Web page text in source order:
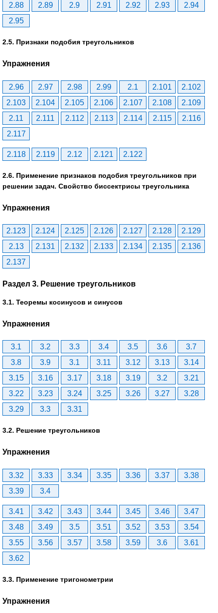
2.88 2.89 2.9 2.91 2.92 2.93
2.94
2.95
2.5. Признаки подобия треугольников
Упражнения
2.96 2.97 2.98 2.99 2.1 2.101
2.102
2.103
2.104 2.105 2.106 2.107 2.108
2.109
2.11
2.111 2.112 2.113 2.114 2.115
2.116
2.117
2.118 2.119 2.12 2.121 2.122
2.6. Применение признаков подобия треугольников при
решении задач. Свойство биссектрисы треугольника
Упражнения
2.123 2.124 2.125 2.126 2.127 2.128
2.129
2.13
2.131 2.132 2.133 2.134 2.135
2.136
2.137
Раздел 3. Решение треугольников
3.1. Теоремы косинусов и синусов
Упражнения
3.1 3.2 3.3 3.4 3.5 3.6
3.7
3.8
3.9 3.1 3.11 3.12 3.13
3.14
3.15
3.16 3.17 3.18 3.19 3.2
3.21
3.22
3.23 3.24 3.25 3.26 3.27
3.28
3.29
3.3 3.31
3.2. Решение треугольников
Упражнения
3.32 3.33 3.34 3.35 3.36 3.37
3.38
3.39
3.4
3.41 3.42 3.43 3.44 3.45 3.46
3.47
3.48
3.49 3.5 3.51 3.52 3.53
3.54
3.55
3.56 3.57 3.58 3.59 3.6
3.61
3.62
3.3. Применение тригонометрии
Упражнения